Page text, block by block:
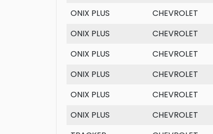
ONIX PLUS
CHEVROLET
ONIX PLUS
CHEVROLET
ONIX PLUS
CHEVROLET
ONIX PLUS
CHEVROLET
ONIX PLUS
CHEVROLET
ONIX PLUS
CHEVROLET